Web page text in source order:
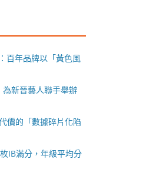
百年品牌以「黃色風
新晉藝人聯手舉辦
價的「數據碎片化陷
IB滿分，年級平均分